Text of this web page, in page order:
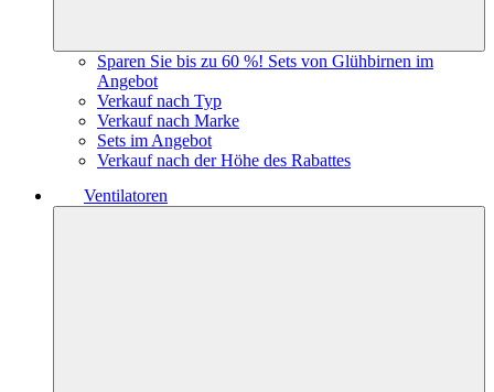
Sparen Sie bis zu 60 %! Sets von Glühbirnen im
Angebot
Verkauf nach Typ
Verkauf nach Marke
Sets im Angebot
Verkauf nach der Höhe des Rabattes
Ventilatoren